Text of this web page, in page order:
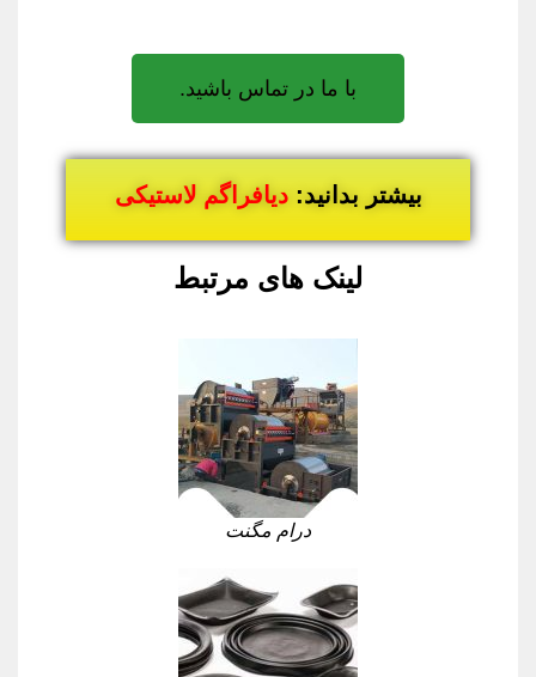
با ما در تماس باشید.
بیشتر بدانید:دیافراگم لاستیکی
لینک های مرتبط
درام مگنت